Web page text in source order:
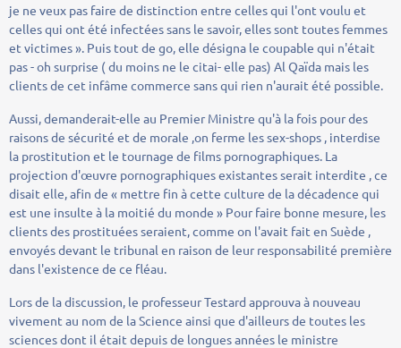
je ne veux pas faire de distinction entre celles qui l'ont voulu et
celles qui ont été infectées sans le savoir, elles sont toutes femmes
et victimes ». Puis tout de go, elle désigna le coupable qui n'était
pas - oh surprise ( du moins ne le citai- elle pas) Al Qaïda mais les
clients de cet infâme commerce sans qui rien n'aurait été possible.
Aussi, demanderait-elle au Premier Ministre qu'à la fois pour des
raisons de sécurité et de morale ,on ferme les sex-shops , interdise
la prostitution et le tournage de films pornographiques. La
projection d'œuvre pornographiques existantes serait interdite , ce
disait elle, afin de « mettre fin à cette culture de la décadence qui
est une insulte à la moitié du monde » Pour faire bonne mesure, les
clients des prostituées seraient, comme on l'avait fait en Suède ,
envoyés devant le tribunal en raison de leur responsabilité première
dans l'existence de ce fléau.
Lors de la discussion, le professeur Testard approuva à nouveau
vivement au nom de la Science ainsi que d'ailleurs de toutes les
sciences dont il était depuis de longues années le ministre